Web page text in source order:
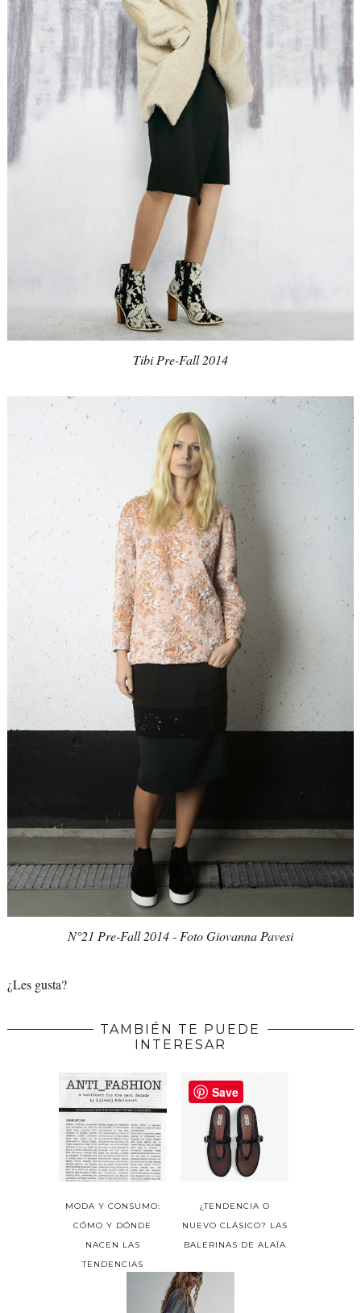
Tibi Pre-Fall 2014
N°21 Pre-Fall 2014 - Foto Giovanna Pavesi
¿Les gusta?
TAMBIÉN TE PUEDE
INTERESAR
MODA Y CONSUMO:
CÓMO Y DÓNDE
NACEN LAS
TENDENCIAS
¿TENDENCIA O
NUEVO CLÁSICO? LAS
BALERINAS DE ALAÏA
Save